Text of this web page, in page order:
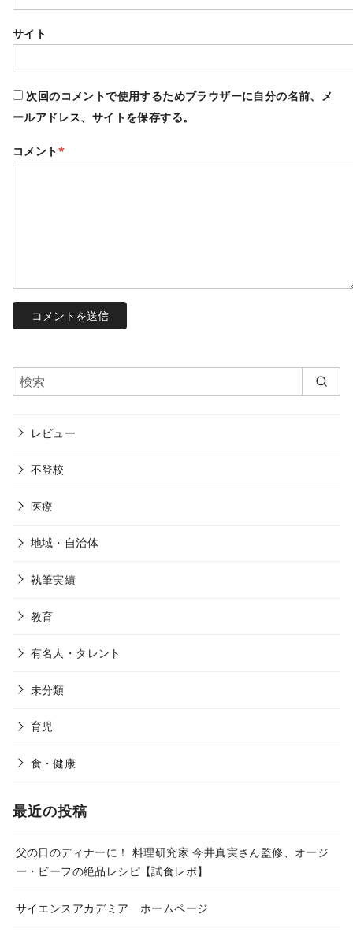
サイト
次回のコメントで使用するためブラウザーに自分の名前、メ
ールアドレス、サイトを保存する。
コメント*
レビュー
不登校
医療
地域・自治体
執筆実績
教育
有名人・タレント
未分類
育児
食・健康
最近の投稿
父の日のディナーに！ 料理研究家 今井真実さん監修、オージ
ー・ビーフの絶品レシピ【試食レポ】
サイエンスアカデミア ホームページ